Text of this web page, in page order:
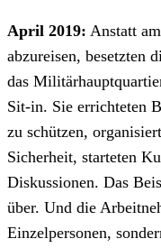
April 2019: Anstatt
abzureisen, besetzten
das
Sit-in. Sie errichteten
zu schützen,
Sicherheit, starteten
Diskussionen. Das
über. Und die
Einzelpersonen,